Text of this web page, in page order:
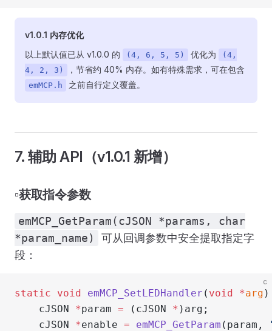
v1.0.1 内存优化
以上默认值已从 v1.0.0 的
(4, 6, 5, 5) 优化为
(4,
4, 2, 3)
，节省约 40% 内存。如有特殊需求，可在包含
emMCP.h 之前自行定义覆盖。
7. 辅助 API（v1.0.1 新增）
▫️获取指令参数
emMCP_GetParam(cJSON *params, char
*param_name)
可从回调参数中安全提取指定字
段：
c
static void emMCP_SetLEDHandler ( void *arg
    cJSON
*param = (cJSON * )arg;
    cJSON
*enable = emMCP_GetParam (param,